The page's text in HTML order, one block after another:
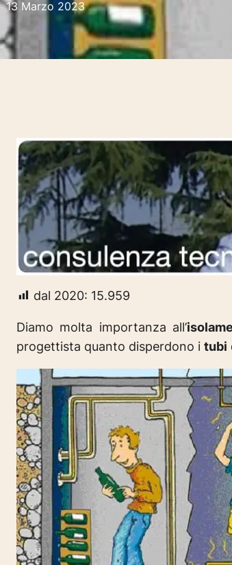
13 Marzo 2023
dal 2020: 15.959
Diamo molta importanza all’
progettista quanto disperdono i tubi